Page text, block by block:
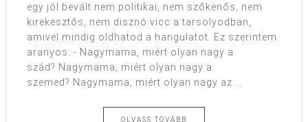
egy jól bevált nem politikai, nem szőkenős, nem
kirekesztős, nem disznó vicc a tarsolyodban,
amivel mindig oldhatod a hangulatot. Ez szerintem
aranyos: - Nagymama, miért olyan nagy a
szád? Nagymama, miért olyan nagy a
szemed? Nagymama, miért olyan nagy az ...
OLVASS TOVÁBB